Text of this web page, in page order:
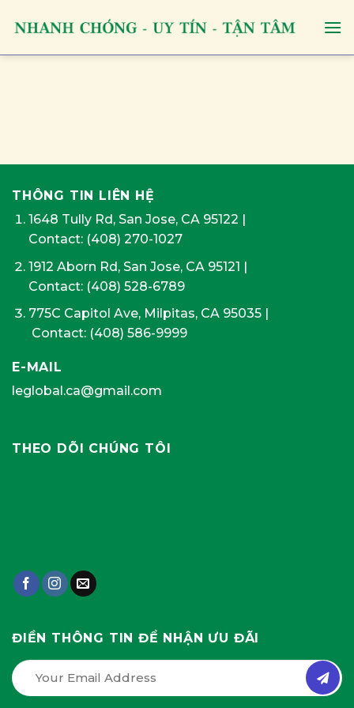
THÔNG TIN LIÊN HỆ
1648 Tully Rd, San Jose, CA 95122 |
Contact: (408) 270-1027
1912 Aborn Rd, San Jose, CA 95121 |
Contact: (408) 528-6789
775C Capitol Ave, Milpitas, CA 95035|
Contact: (408) 586-9999
E-MAIL
leglobal.ca@gmail.com
THEO DÕI CHÚNG TÔI
ĐIỀN THÔNG TIN ĐỂ NHẬN ƯU ĐÃI